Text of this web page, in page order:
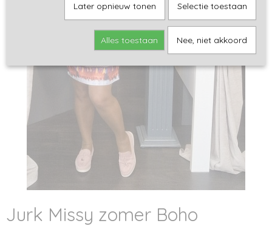
Jurk Missy zomer Boho
Later opnieuw tonen Selectie toestaan
Alles toestaan Nee, niet akkoord